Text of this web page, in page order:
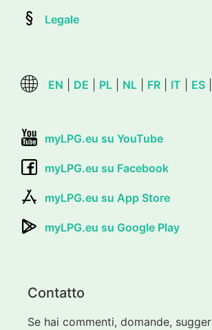
Legale
EN DE PL NL FR IT ES
myLPG.eu su YouTube
myLPG.eu su Facebook
myLPG.eu su App Store
myLPG.eu su Google Play
Contatto
Se hai commenti, domande,